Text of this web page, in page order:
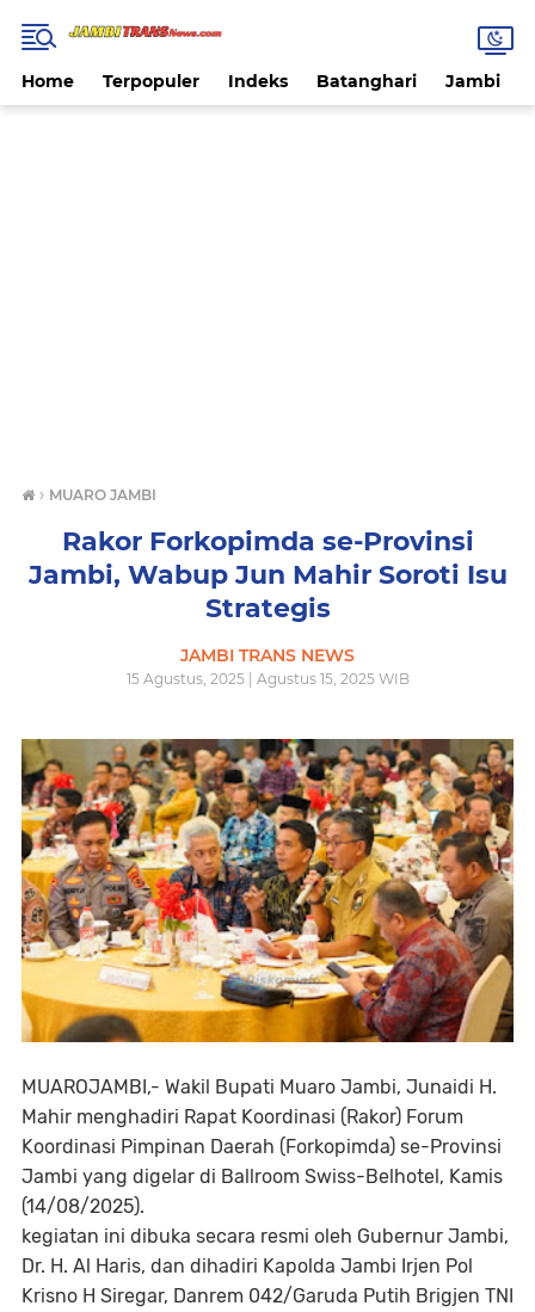
Home Terpopuler Indeks Batanghari Jambi
› MUARO JAMBI
Rakor Forkopimda se-Provinsi
Jambi, Wabup Jun Mahir Soroti Isu
Strategis
JAMBI TRANS NEWS
15 Agustus, 2025 | Agustus 15, 2025 WIB
MUAROJAMBI,- Wakil Bupati Muaro Jambi, Junaidi H.
Mahir menghadiri Rapat Koordinasi (Rakor) Forum
Koordinasi Pimpinan Daerah (Forkopimda) se-Provinsi
Jambi yang digelar di Ballroom Swiss-Belhotel, Kamis
(14/08/2025).
kegiatan ini dibuka secara resmi oleh Gubernur Jambi,
Dr. H. Al Haris, dan dihadiri Kapolda Jambi Irjen Pol
Krisno H Siregar, Danrem 042/Garuda Putih Brigjen TNI